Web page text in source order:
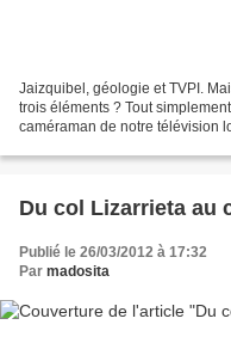
Jaizquibel, géologie et TVPI.
trois éléments ? Tout
caméraman de notre télévision
Du col Lizarrieta au
Publié le 26/03/2012 à 17:32
Par madosita